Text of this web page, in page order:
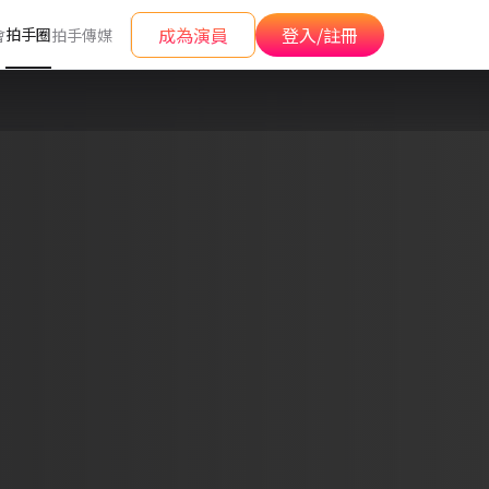
拍手圈拍手傳媒 成為演員 登入/註冊